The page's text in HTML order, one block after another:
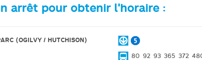
arrêt pour obtenir l'horaire :
(OGILVY / HUTCHISON)
80 92 93 365 372